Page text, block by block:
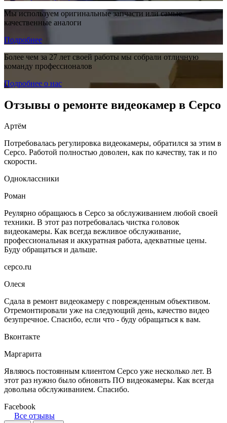
Мы используем оригинальные запчасти или самые
качественные аналоги
Подробнее
Более чем за 27 лет своей работы мы собрали отличную
команду профессионалов
Подробнее о нас
Отзывы о ремонте видеокамер в Серсо
Артём
Потребовалась регулировка видеокамеры, обратился за этим в
Серсо. Работой полностью доволен, как по качеству, так и по
скорости.
Одноклассники
Роман
Реулярно обращаюсь в Серсо за обслуживанием любой своей
техники. В этот раз потребовалась чистка головок
видеокамеры. Как всегда вежливое обслуживание,
профессиональная и аккуратная работа, адекватные цены.
Буду обращаться и дальше.
серсо.ru
Олеся
Сдала в ремонт видеокамеру с поврежденным объективом.
Отремонтировали уже на следующий день, качество видео
безупречное. Спасибо, если что - буду обращаться к вам.
Вконтакте
Маргарита
Являюсь постоянным клиентом Серсо уже несколько лет. В
этот раз нужно было обновить ПО видеокамеры. Как всегда
довольна обслуживанием. Спасибо.
Facebook
Все отзывы